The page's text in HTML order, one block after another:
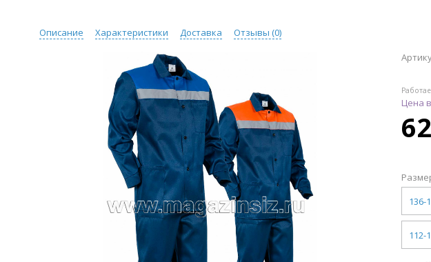
Описание Характеристики Доставка Отзывы (0)
Цена
136-
112-